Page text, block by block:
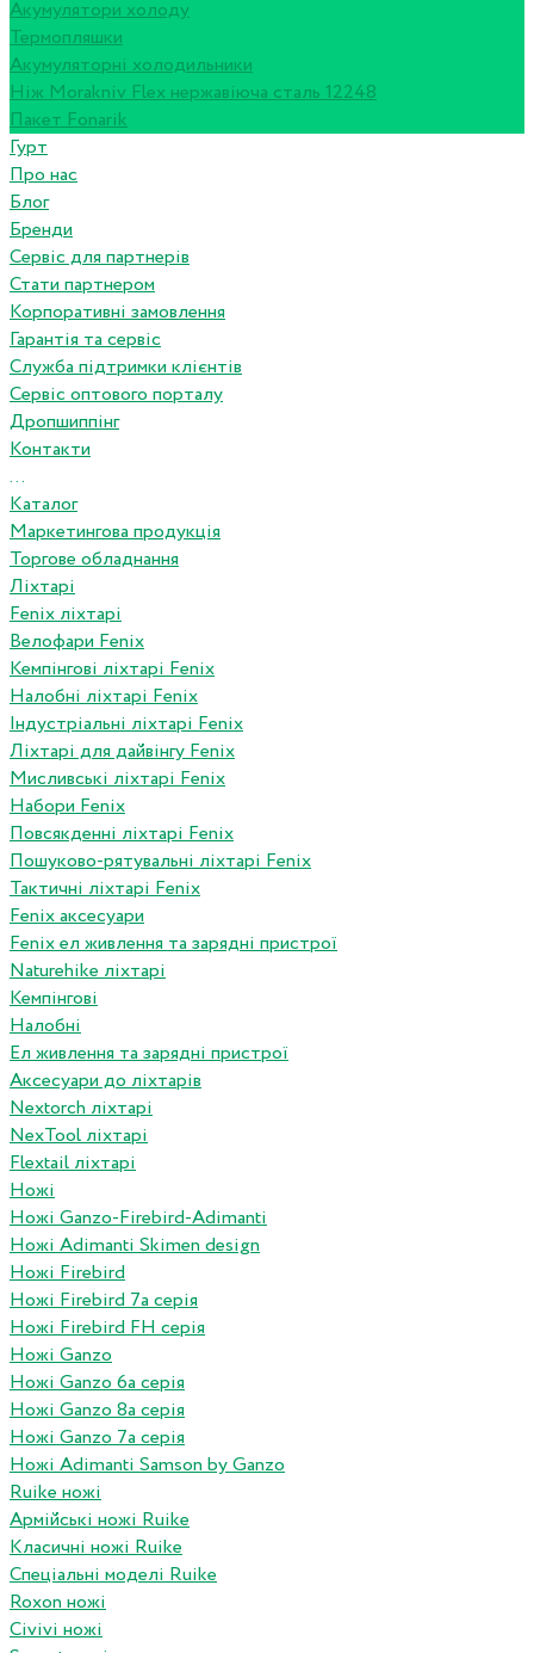
Акумулятори холоду
Термопляшки
Акумуляторні холодильники
Ніж Morakniv Flex нержавіюча сталь 12248
Пакет Fonarik
Гурт
Про нас
Блог
Бренди
Сервіс для партнерів
Стати партнером
Корпоративні замовлення
Гарантія та сервіс
Служба підтримки клієнтів
Сервіс оптового порталу
Дропшиппінг
Контакти
...
Каталог
Маркетингова продукція
Торгове обладнання
Ліхтарі
Fenix ліхтарі
Велофари Fenix
Кемпінгові ліхтарі Fenix
Налобні ліхтарі Fenix
Індустріальні ліхтарі Fenix
Ліхтарі для дайвінгу Fenix
Мисливські ліхтарі Fenix
Набори Fenix
Повсякденні ліхтарі Fenix
Пошуково-рятувальні ліхтарі Fenix
Тактичні ліхтарі Fenix
Fenix аксесуари
Fenix ел живлення та зарядні пристрої
Naturehike ліхтарі
Кемпінгові
Налобні
Ел живлення та зарядні пристрої
Аксесуари до ліхтарів
Nextorch ліхтарі
NexTool ліхтарі
Flextail ліхтарі
Ножі
Ножі Ganzo-Firebird-Adimanti
Ножі Adimanti Skimen design
Ножі Firebird
Ножі Firebird 7а серія
Ножі Firebird FH серія
Ножі Ganzo
Ножі Ganzo 6а серія
Ножі Ganzo 8а серія
Ножі Ganzo 7а серія
Ножі Adimanti Samson by Ganzo
Ruike ножі
Армійські ножі Ruike
Класичні ножі Ruike
Спеціальні моделі Ruike
Roxon ножi
Civivi ножі